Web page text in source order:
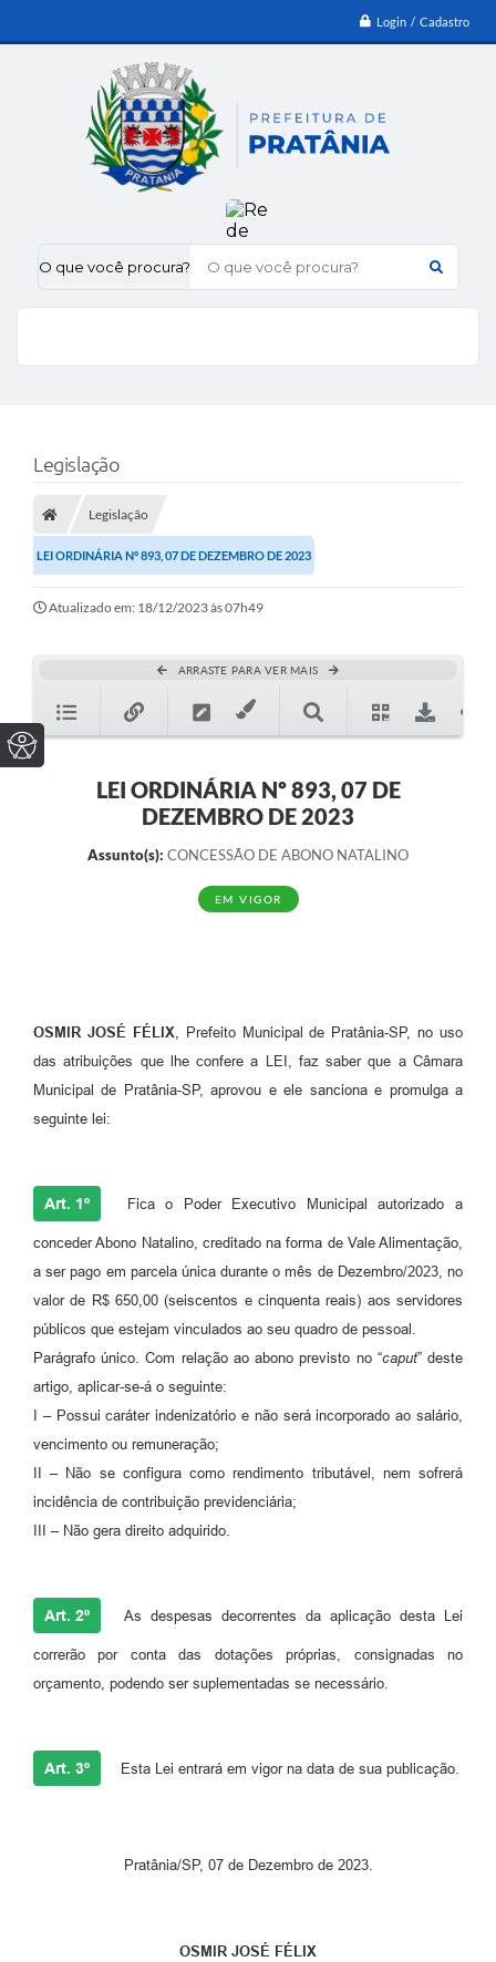
Login / Cadastro
O que você procura?
Legislação
Legislação
LEI ORDINÁRIA Nº 893, 07 DE DEZEMBRO DE 2023
Atualizado em: 18/12/2023 às 07h49
ARRASTE PARA VER MAIS
LEI ORDINÁRIA Nº 893, 07 DE
DEZEMBRO DE 2023
Assunto(s): CONCESSÃO DE ABONO NATALINO
EM VIGOR
OSMIR JOSÉ FÉLIX, Prefeito Municipal de Pratânia-SP, no uso
das atribuições que lhe confere a LEI, faz saber que a Câmara
Municipal de Pratânia-SP, aprovou e ele sanciona e promulga a
seguinte lei:
Art. 1º Fica o Poder Executivo Municipal autorizado a
conceder Abono Natalino, creditado na forma de Vale Alimentação,
a ser pago em parcela única durante o mês de Dezembro/2023, no
valor de R$ 650,00 (seiscentos e cinquenta reais) aos servidores
públicos que estejam vinculados ao seu quadro de pessoal.
Parágrafo único. Com relação ao abono previsto no “caput” deste
artigo, aplicar-se-á o seguinte:
I – Possui caráter indenizatório e não será incorporado ao salário,
vencimento ou remuneração;
II – Não se configura como rendimento tributável, nem sofrerá
incidência de contribuição previdenciária;
III – Não gera direito adquirido.
Art. 2º As despesas decorrentes da aplicação desta Lei
correrão por conta das dotações próprias, consignadas no
orçamento, podendo ser suplementadas se necessário.
Art. 3º Esta Lei entrará em vigor na data de sua publicação.
Pratânia/SP, 07 de Dezembro de 2023.
OSMIR JOSÉ FÉLIX